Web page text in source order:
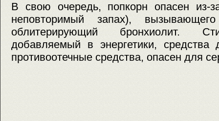
В свою очередь, попкорн опасен из-
неповторимый запах),
облитерирующий бронхиолит.
добавляемый в энергетики,
противоотечные средства, опасен для